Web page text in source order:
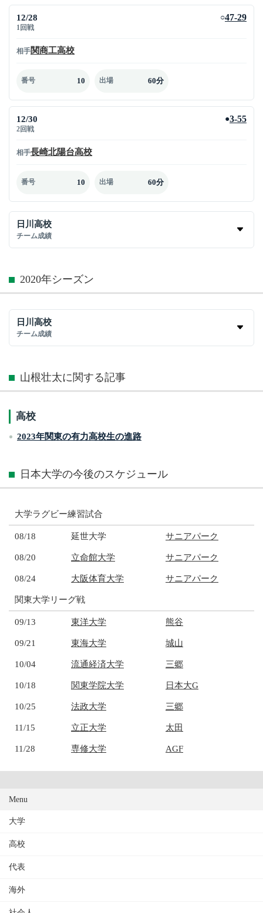
12/28
1回戦
○47-29
相手関商工高校
番号 10 出場 60分
12/30
2回戦
●3-55
相手長崎北陽台高校
番号 10 出場 60分
日川高校
チーム成績
2020年シーズン
日川高校
チーム成績
山根壮太に関する記事
高校
2023年関東の有力高校生の進路
日本大学の今後のスケジュール
大学ラグビー練習試合
08/18 延世大学 サニアパーク
08/20 立命館大学 サニアパーク
08/24 大阪体育大学 サニアパーク
関東大学リーグ戦
09/13 東洋大学 熊谷
09/21 東海大学 城山
10/04 流通経済大学 三郷
10/18 関東学院大学 日本大G
10/25 法政大学 三郷
11/15 立正大学 太田
11/28 専修大学 AGF
Menu
大学
高校
代表
海外